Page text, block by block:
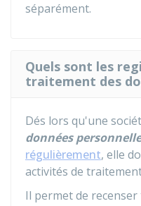
séparément.
Quels sont les
traitement des
Dés lors qu'une
données
régulièrement, elle
activités de
Il permet de